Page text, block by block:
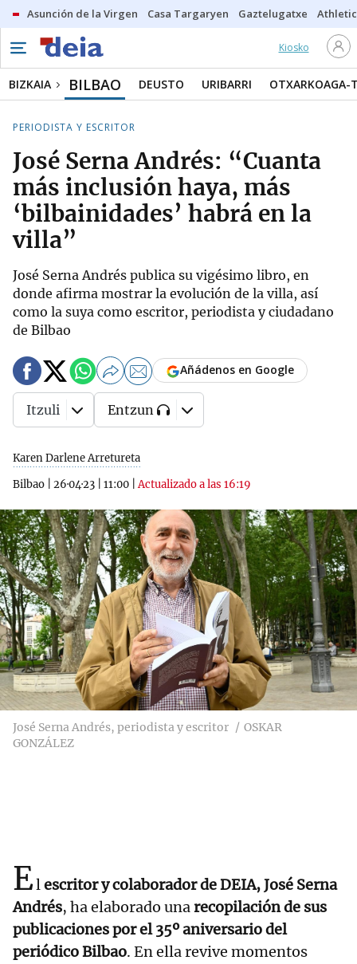
Asunción de la Virgen Casa Targaryen Gaztelugatxe Athletic
Kiosko
BIZKAIA BILBAO DEUSTO URIBARRI OTXARKOAGA-
PERIODISTA Y ESCRITOR
José Serna Andrés: “Cuanta
más inclusión haya, más
‘bilbainidades’ habrá en la
villa”
José Serna Andrés publica su vigésimo libro, en
donde afirma mostrar la evolución de la villa, así
como la suya como escritor, periodista y ciudadano
de Bilbao
Karen Darlene Arretureta
Bilbao
26·04·23 11:00 |Actualizado a las 16:19
Añádenos en Google
Itzuli Entzun
José Serna Andrés, periodista y escritor
OSKAR
GONZÁLEZ
Elescritor y colaborador de DEIA, José Serna
Andrés, ha elaborado unarecopilación de sus
publicaciones por el 35º aniversario del
periódico Bilbao. En ella revive momentos